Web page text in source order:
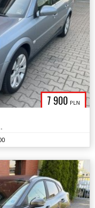
7 900 PLN
/ zamiana